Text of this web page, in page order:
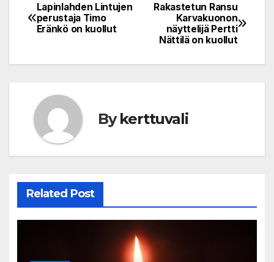
Post
navigation
Rakastetun Ransu
Karvakuonon
näyttelijä Pertti
Nättilä on kuollut
Lapinlahden Lintujen
perustaja Timo
Eränkö on kuollut
Bykerttuvali
Related Post